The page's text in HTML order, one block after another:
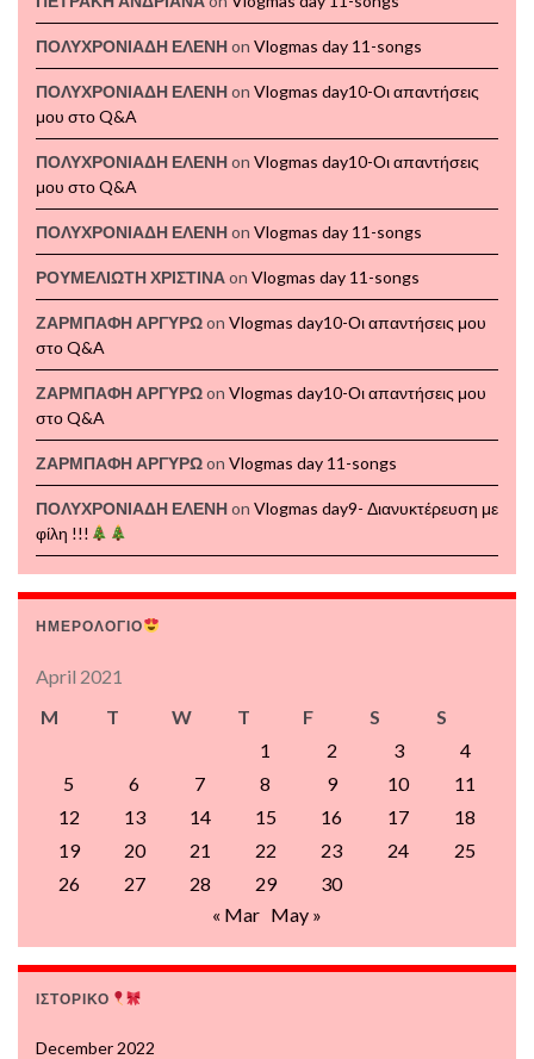
ΠΟΛΥΧΡΟΝΙΑΔΗ ΕΛΕΝΗon Vlogmas day 11-songs
ΠΟΛΥΧΡΟΝΙΑΔΗ ΕΛΕΝΗon Vlogmas day10-Οι απαντήσεις
μου στο Q&A
ΠΟΛΥΧΡΟΝΙΑΔΗ ΕΛΕΝΗon Vlogmas day10-Οι απαντήσεις
μου στο Q&A
ΠΟΛΥΧΡΟΝΙΑΔΗ ΕΛΕΝΗon Vlogmas day 11-songs
ΡΟΥΜΕΛΙΩΤΗ ΧΡΙΣΤΙΝΑon Vlogmas day 11-songs
ΖΑΡΜΠΑΦΗ ΑΡΓΥΡΩon Vlogmas day10-Οι απαντήσεις μου
στο Q&A
ΖΑΡΜΠΑΦΗ ΑΡΓΥΡΩon Vlogmas day10-Οι απαντήσεις μου
στο Q&A
ΖΑΡΜΠΑΦΗ ΑΡΓΥΡΩon Vlogmas day 11-songs
ΠΟΛΥΧΡΟΝΙΑΔΗ ΕΛΕΝΗon Vlogmas day9- Διανυκτέρευση με
φίλη !!!
ΗΜΕΡΟΛΟΓΙΟ
April 2021
M
T W T F S
S
1
2 3
4
5
6 7 8 9 10
11
12
13 14 15 16 17
18
19
20 21 22 23 24
25
26
27 28 29
30
« Mar May »
ΙΣΤΟΡΙΚΟ
December 2022